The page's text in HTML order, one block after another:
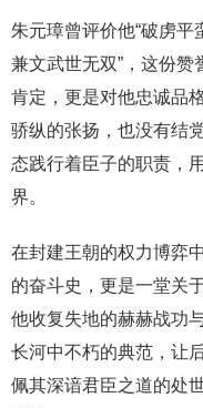
朱元璋曾评价他“破虏
兼文武世无双”，这份
肯定，更是对他忠诚品
骄纵的张扬，也没有结
态践行着臣子的职责，
界。
在封建王朝的权力博弈
的奋斗史，更是一堂关
他收复失地的赫赫战功
长河中不朽的典范，让
佩其深谙君臣之道的处